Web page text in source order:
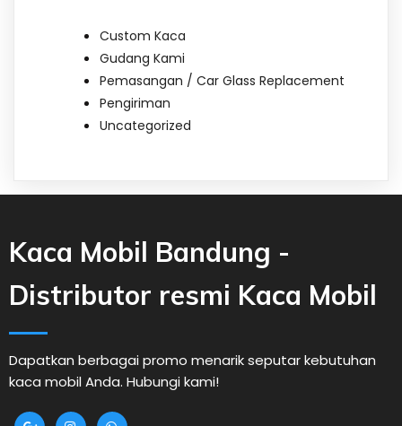
Custom Kaca
Gudang Kami
Pemasangan / Car Glass Replacement
Pengiriman
Uncategorized
Kaca Mobil Bandung -
Distributor resmi Kaca Mobil
Dapatkan berbagai promo menarik seputar kebutuhan
kaca mobil Anda. Hubungi kami!